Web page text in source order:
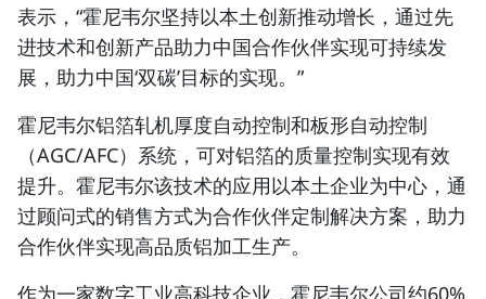
表示，“霍尼韦尔坚持以本土创新推动增长，通过先
进技术和创新产品助力中国合作伙伴实现可持续发
展，助力中国‘双碳’目标的实现。”
霍尼韦尔铝箔轧机厚度自动控制和板形自动控制
（AGC/AFC）系统，可对铝箔的质量控制实现有效
提升。霍尼韦尔该技术的应用以本土企业为中心，通
过顾问式的销售方式为合作伙伴定制解决方案，助力
合作伙伴实现高品质铝加工生产。
作为一家数字工业高科技企业，霍尼韦尔公司约60%